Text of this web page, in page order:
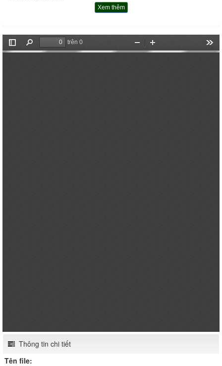
Xem thêm
Thông tin chi tiết
Tên file: